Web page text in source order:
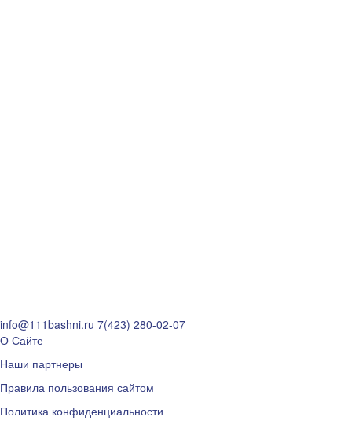
info@111bashni.ru 7(423) 280-02-07
О Сайте
Наши партнеры
Правила пользования сайтом
Политика конфиденциальности